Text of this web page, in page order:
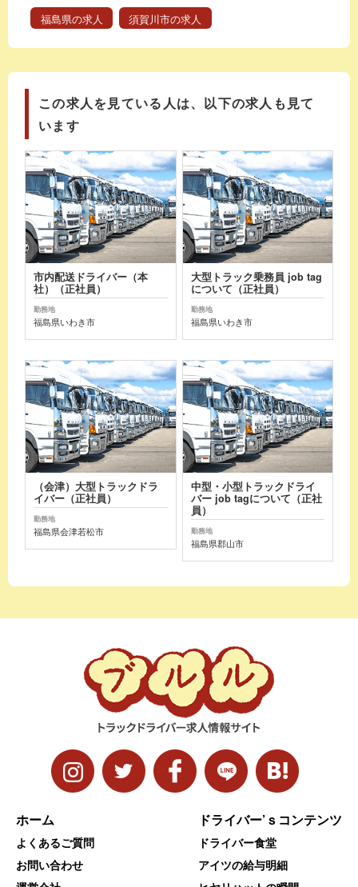
福島県の求人 須賀川市の求人
この求人を見ている人は、以下の求人も見て
います
市内配送ドライバー（本
社）（正社員）
勤務地
福島県いわき市
大型トラック乗務員 job tag
について（正社員）
勤務地
福島県いわき市
（会津）大型トラックドラ
イバー（正社員）
勤務地
福島県会津若松市
中型・小型トラックドライ
バー job tagについて（正社
員）
勤務地
福島県郡山市
ホーム
よくあるご質問
お問い合わせ
ドライバー’ｓコンテンツ
ドライバー食堂
アイツの給与明細